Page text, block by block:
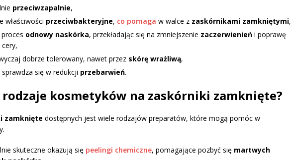
przeciwzapalnie,
właściwości przeciwbakteryjne, co pomaga w walce z zaskórnikami zamkniętymi,
odnowy naskórka, przekładając się na zmniejszenie zaczerwienień i poprawę
dobrze tolerowany, nawet przez skórę wrażliwą,
się w redukcji przebarwień.
rodzaje kosmetyków na zaskórniki zamknięte?
zamknięte dostępnych jest wiele rodzajów preparatów, które mogą pomóc w
skuteczne okazują się peelingi chemiczne, pomagające pozbyć się martwych